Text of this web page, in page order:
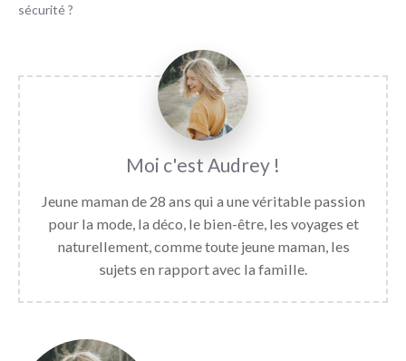
sécurité ?
Audrey
Jeune maman de 28 ans qui a une véritable passion
pour la mode, la déco, le bien-être, les voyages et
naturellement, comme toute jeune maman, les
sujets en rapport avec la famille.